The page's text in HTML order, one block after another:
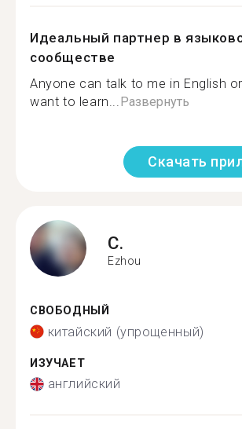
Идеальный партнер в
сообществе
Anyone can talk to me in English
want to learn...Развернуть
Скачать
C.
Ezhou
СВОБОДНЫЙ
китайский (упрощенный)
ИЗУЧАЕТ
английский